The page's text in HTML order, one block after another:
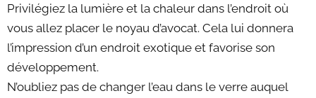
Privilégiez la lumière et la chaleur dans l’endroit où
vous allez placer le noyau d’avocat. Cela lui donnera
l’impression d’un endroit exotique et favorise son
développement.
N’oubliez pas de changer l’eau dans le verre auquel